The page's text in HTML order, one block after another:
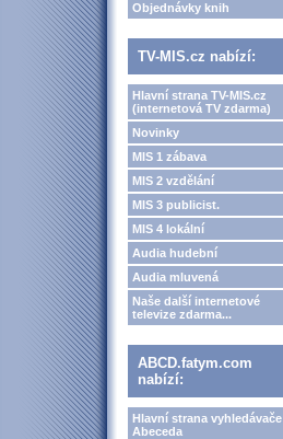
Objednávky knih
TV-MIS.cz nabízí:
Hlavní strana TV-MIS.cz
(internetová TV zdarma)
Novinky
MIS 1 zábava
MIS 2 vzdělání
MIS 3 publicist.
MIS 4 lokální
Audia hudební
Audia mluvená
Naše další internetové
televize zdarma...
ABCD.fatym.com
nabízí:
Hlavní strana vyhledávače
Abeceda